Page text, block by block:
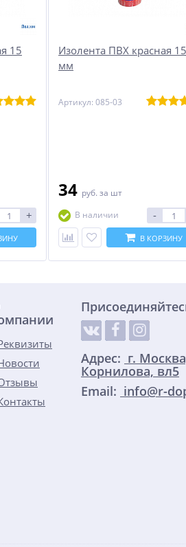
15
+
Изолента ПВХ красная 15
мм
Артикул: 085-03
34 руб. за шт
В наличии
-
В КОРЗИНУ
Адрес: г.
Корнилова, вл5
Email: info@r-